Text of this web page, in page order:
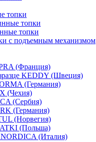
топки
топки
топки
с подъемным механизмом
(Франция)
KEDDY (Швеция)
(Германия)
(Чехия)
(Сербия)
(Германия)
(Норвегия)
(Польша)
(Италия)